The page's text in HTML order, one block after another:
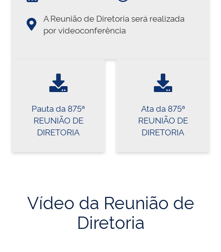
A Reunião de Diretoria será realizada
por videoconferência
Pauta da 875ª
REUNIÃO DE
DIRETORIA
Ata da 875ª
REUNIÃO DE
DIRETORIA
Vídeo da Reunião de
Diretoria